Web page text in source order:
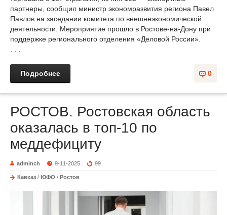
партнеры, сообщил министр экономразвития региона Павел
Павлов на заседании комитета по внешнеэкономической
деятельности. Мероприятие прошло в Ростове-на-Дону при
поддержке регионального отделения «Деловой России».
0
Подробнее
РОСТОВ. Ростовская область
оказалась в топ-10 по
меддефициту
adminch 9-11-2025 99
Кавказ / ЮФО / Ростов